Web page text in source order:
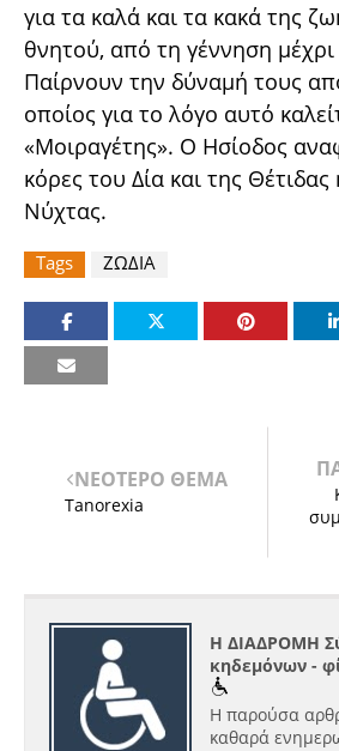
για τα καλά και τα κακά της
θνητού, από τη γέννηση
Παίρνουν την δύναμή τους
οποίος για το λόγο αυτό
«Μοιραγέτης». Ο Ησίοδος
κόρες του Δία και της
Νύχτας.
Tags ΖΩΔΙΑ
ΝΕΟΤΕΡΟ ΘΕΜΑ
Tanorexia
Η ΔΙΑΔΡΟΜΗ
κηδεμόνων -
Η παρούσα
καθαρά